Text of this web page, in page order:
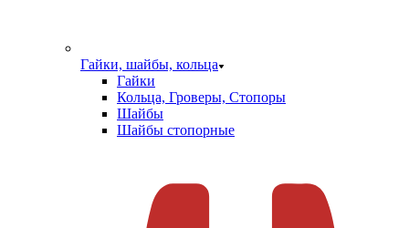
Гайки, шайбы, кольца
Гайки
Кольца, Гроверы, Стопоры
Шайбы
Шайбы стопорные